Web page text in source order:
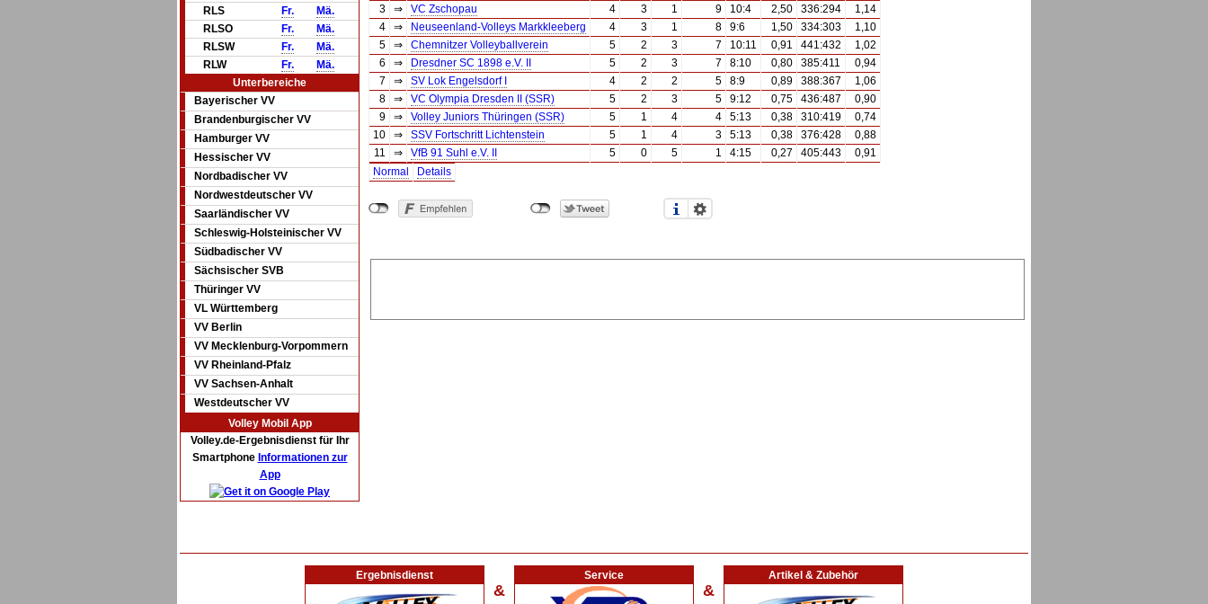
RLS
Fr.
Mä.
RLSO
Fr.
Mä.
RLSW
Fr.
Mä.
RLW
Fr.
Mä.
Unterbereiche
Bayerischer VV
Brandenburgischer VV
Hamburger VV
Hessischer VV
Nordbadischer VV
Nordwestdeutscher VV
Saarländischer VV
Schleswig-Holsteinischer VV
Südbadischer VV
Sächsischer SVB
Thüringer VV
VL Württemberg
VV Berlin
VV Mecklenburg-Vorpommern
VV Rheinland-Pfalz
VV Sachsen-Anhalt
Westdeutscher VV
Volley Mobil App
Volley.de-Ergebnisdienst für Ihr
Smartphone Informationen zur
App
3
⇒ VC Zschopau 4 3 1 9 10:4 2,50 336:294
1,14
4
⇒ Neuseenland-Volleys Markkleeberg 4 3 1 8 9:6 1,50 334:303
1,10
5
⇒ Chemnitzer Volleyballverein 5 2 3 7 10:11 0,91 441:432
1,02
6
⇒ Dresdner SC 1898 e.V. II 5 2 3 7 8:10 0,80 385:411
0,94
7
⇒ SV Lok Engelsdorf I 4 2 2 5 8:9 0,89 388:367
1,06
8
⇒ VC Olympia Dresden II (SSR) 5 2 3 5 9:12 0,75 436:487
0,90
9
⇒ Volley Juniors Thüringen (SSR) 5 1 4 4 5:13 0,38 310:419
0,74
10
⇒ SSV Fortschritt Lichtenstein 5 1 4 3 5:13 0,38 376:428
0,88
11
⇒ VfB 91 Suhl e.V. II 5 0 5 1 4:15 0,27 405:443
0,91
Normal
Details
Ergebnisdienst
&
Service
&
Artikel & Zubehör